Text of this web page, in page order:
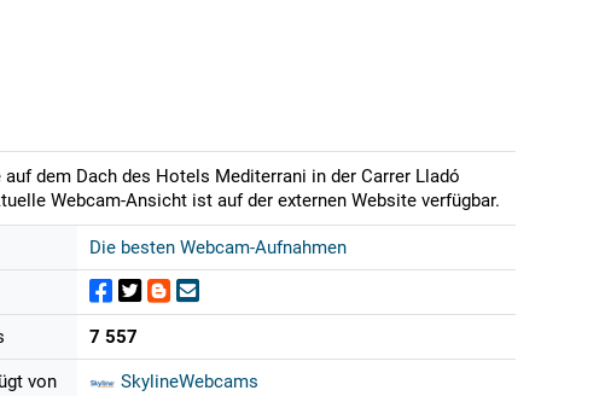
dem Dach des Hotels Mediterrani in der Carrer Lladó
Webcam-Ansicht ist auf der externen Website verfügbar.
Die besten Webcam-Aufnahmen
7 557
von SkylineWebcams